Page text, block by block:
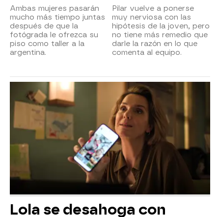
Ambas mujeres pasarán
mucho más tiempo juntas
después de que la
fotógrada le ofrezca su
piso como taller a la
argentina.
Pilar vuelve a ponerse
muy nerviosa con las
hipótesis de la joven, pero
no tiene más remedio que
darle la razón en lo que
comenta al equipo.
Lola se desahoga con